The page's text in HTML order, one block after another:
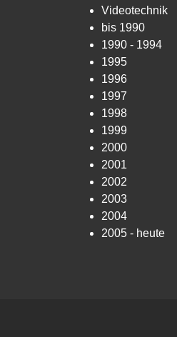
Videotechnik
bis 1990
1990 - 1994
1995
1996
1997
1998
1999
2000
2001
2002
2003
2004
2005 - heute